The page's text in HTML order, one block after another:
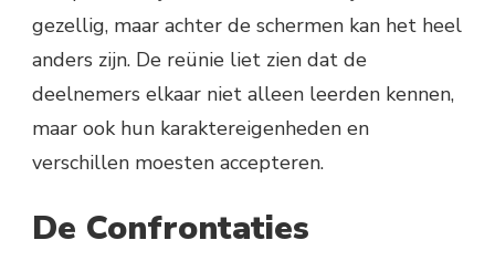
gezellig, maar achter de schermen kan het heel
anders zijn. De reünie liet zien dat de
deelnemers elkaar niet alleen leerden kennen,
maar ook hun karaktereigenheden en
verschillen moesten accepteren.
De Confrontaties